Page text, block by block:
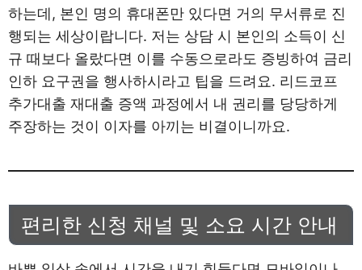
하는데, 본인 명의 휴대폰만 있다면 거의 무서류로 진
행되는 세상이랍니다. 저는 상담 시 본인의 소득이 신
규 때보다 올랐다면 이를 수동으로라도 증빙하여 금리
인하 요구권을 행사하시라고 팁을 드려요. 리드코프
추가대출 재대출 증액 과정에서 내 권리를 당당하게
주장하는 것이 이자를 아끼는 비결이니까요.
편리한 신청 채널 및 소요 시간 안내